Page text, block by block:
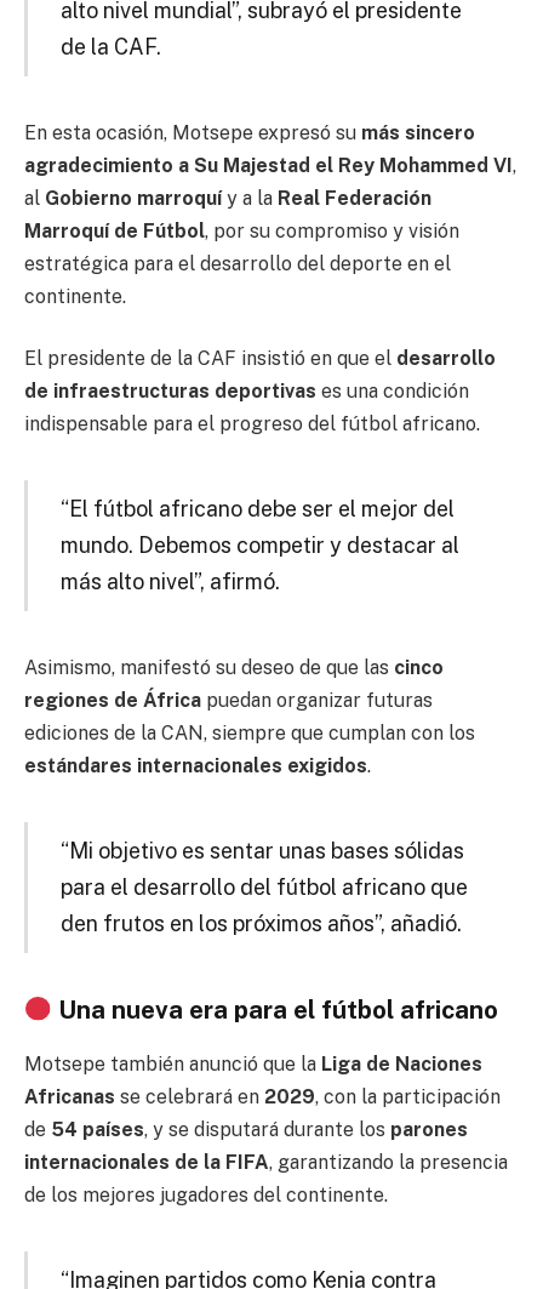
alto nivel mundial”, subrayó el presidente
de la CAF.
En esta ocasión, Motsepe expresó su más sincero
agradecimiento a Su Majestad el Rey Mohammed VI,
al Gobierno marroquíy a la Real Federación
Marroquí de Fútbol, por su compromiso y visión
estratégica para el desarrollo del deporte en el
continente.
El presidente de la CAF insistió en que el desarrollo
de infraestructuras deportivas es una condición
indispensable para el progreso del fútbol africano.
“El fútbol africano debe ser el mejor del
mundo. Debemos competir y destacar al
más alto nivel”, afirmó.
Asimismo, manifestó su deseo de que las cinco
regiones de África puedan organizar futuras
ediciones de la CAN, siempre que cumplan con los
estándares internacionales exigidos.
“Mi objetivo es sentar unas bases sólidas
para el desarrollo del fútbol africano que
den frutos en los próximos años”, añadió.
Una nueva era para el fútbol africano
Motsepe también anunció que la Liga de Naciones
Africanas se celebrará en 2029, con la participación
de 54 países, y se disputará durante los parones
internacionales de la FIFA, garantizando la presencia
de los mejores jugadores del continente.
“Imaginen partidos como Kenia contra